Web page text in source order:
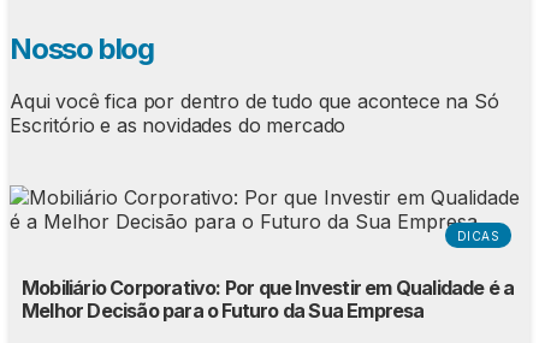
Nosso blog
Aqui você fica por dentro de tudo que acontece na Só
Escritório e as novidades do mercado
DICAS
Mobiliário Corporativo: Por que Investir em Qualidade é a
Melhor Decisão para o Futuro da Sua Empresa